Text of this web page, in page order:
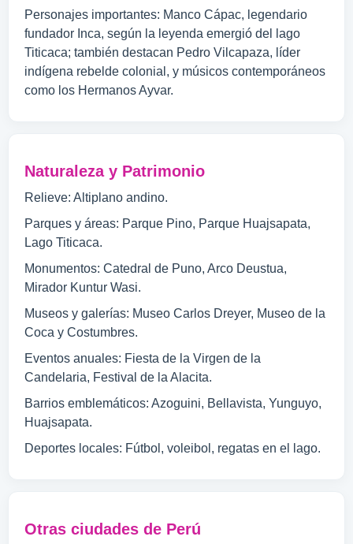
Personajes importantes: Manco Cápac, legendario
fundador Inca, según la leyenda emergió del lago
Titicaca; también destacan Pedro Vilcapaza, líder
indígena rebelde colonial, y músicos contemporáneos
como los Hermanos Ayvar.
Naturaleza y Patrimonio
Relieve: Altiplano andino.
Parques y áreas: Parque Pino, Parque Huajsapata,
Lago Titicaca.
Monumentos: Catedral de Puno, Arco Deustua,
Mirador Kuntur Wasi.
Museos y galerías: Museo Carlos Dreyer, Museo de la
Coca y Costumbres.
Eventos anuales: Fiesta de la Virgen de la
Candelaria, Festival de la Alacita.
Barrios emblemáticos: Azoguini, Bellavista, Yunguyo,
Huajsapata.
Deportes locales: Fútbol, voleibol, regatas en el lago.
Otras ciudades de Perú